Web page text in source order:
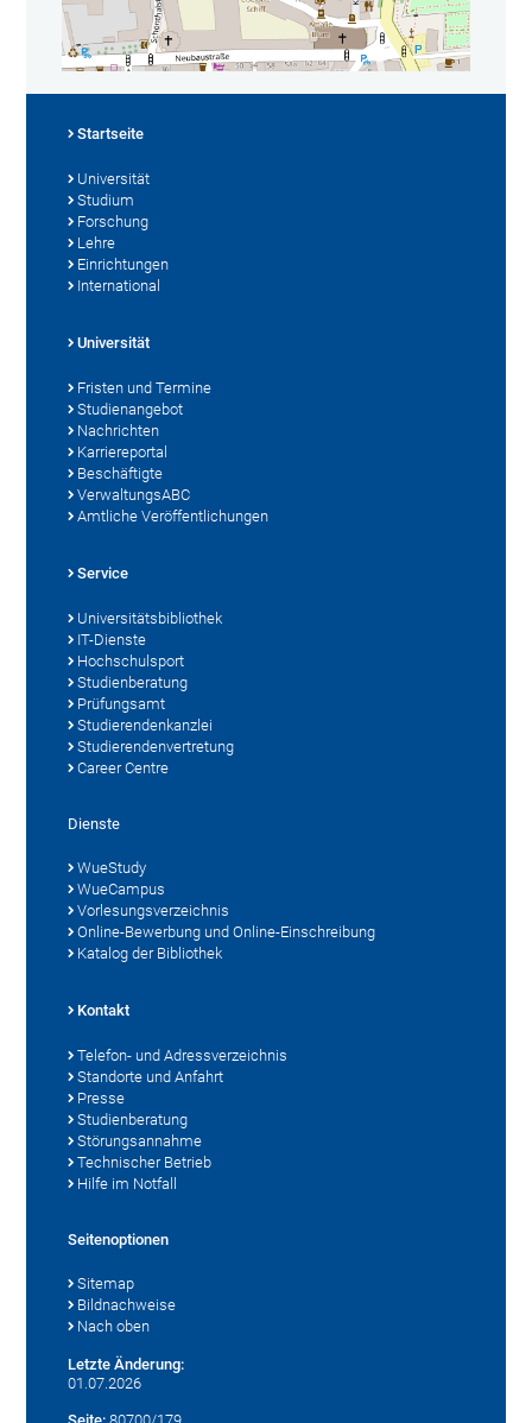
Startseite
Universität
Studium
Forschung
Lehre
Einrichtungen
International
Universität
Fristen und Termine
Studienangebot
Nachrichten
Karriereportal
Beschäftigte
VerwaltungsABC
Amtliche Veröffentlichungen
Service
Universitätsbibliothek
IT-Dienste
Hochschulsport
Studienberatung
Prüfungsamt
Studierendenkanzlei
Studierendenvertretung
Career Centre
Dienste
WueStudy
WueCampus
Vorlesungsverzeichnis
Online-Bewerbung und Online-Einschreibung
Katalog der Bibliothek
Kontakt
Telefon- und Adressverzeichnis
Standorte und Anfahrt
Presse
Studienberatung
Störungsannahme
Technischer Betrieb
Hilfe im Notfall
Seitenoptionen
Sitemap
Bildnachweise
Nach oben
Letzte Änderung:
01.07.2026